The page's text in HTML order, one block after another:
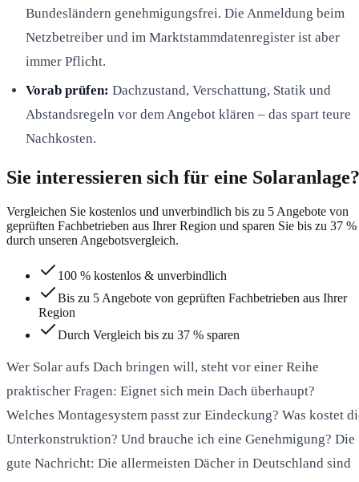
Bundesländern genehmigungsfrei. Die Anmeldung beim
Netzbetreiber und im Marktstammdatenregister ist aber
immer Pflicht.
Vorab prüfen: Dachzustand, Verschattung, Statik und
Abstandsregeln vor dem Angebot klären – das spart teure
Nachkosten.
Sie interessieren sich für eine Solaranlage?
Vergleichen Sie kostenlos und unverbindlich bis zu 5 Angebote von
geprüften Fachbetrieben aus Ihrer Region und sparen Sie bis zu 37 %
durch unseren Angebotsvergleich.
100 % kostenlos & unverbindlich
Bis zu 5 Angebote von geprüften Fachbetrieben aus Ihrer
Region
Durch Vergleich bis zu 37 % sparen
Wer Solar aufs Dach bringen will, steht vor einer Reihe
praktischer Fragen: Eignet sich mein Dach überhaupt?
Welches Montagesystem passt zur Eindeckung? Was kostet
Unterkonstruktion? Und brauche ich eine Genehmigung? Die
gute Nachricht: Die allermeisten Dächer in Deutschland sind